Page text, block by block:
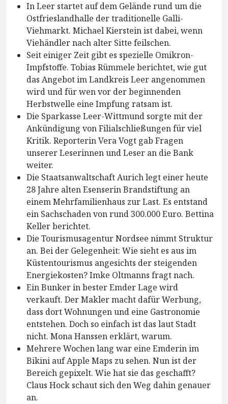
In Leer startet auf dem Gelände rund um die
Ostfrieslandhalle der traditionelle Galli-
Viehmarkt. Michael Kierstein ist dabei, wenn
Viehändler nach alter Sitte feilschen.
Seit einiger Zeit gibt es spezielle Omikron-
Impfstoffe. Tobias Rümmele berichtet, wie gut
das Angebot im Landkreis Leer angenommen
wird und für wen vor der beginnenden
Herbstwelle eine Impfung ratsam ist.
Die Sparkasse Leer-Wittmund sorgte mit der
Ankündigung von Filialschließungen für viel
Kritik. Reporterin Vera Vogt gab Fragen
unserer Leserinnen und Leser an die Bank
weiter.
Die Staatsanwaltschaft Aurich legt einer heute
28 Jahre alten Esenserin Brandstiftung an
einem Mehrfamilienhaus zur Last. Es entstand
ein Sachschaden von rund 300.000 Euro. Bettina
Keller berichtet.
Die Tourismusagentur Nordsee nimmt Struktur
an. Bei der Gelegenheit: Wie sieht es aus im
Küstentourismus angesichts der steigenden
Energiekosten? Imke Oltmanns fragt nach.
Ein Bunker in bester Emder Lage wird
verkauft. Der Makler macht dafür Werbung,
dass dort Wohnungen und eine Gastronomie
entstehen. Doch so einfach ist das laut Stadt
nicht. Mona Hanssen erklärt, warum.
Mehrere Wochen lang war eine Emderin im
Bikini auf Apple Maps zu sehen. Nun ist der
Bereich gepixelt. Wie hat sie das geschafft?
Claus Hock schaut sich den Weg dahin genauer
an.